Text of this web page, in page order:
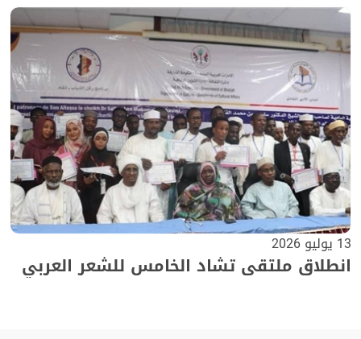
13 يوليو 2026
انطلاق ملتقى تشاد الخامس للشعر العربي